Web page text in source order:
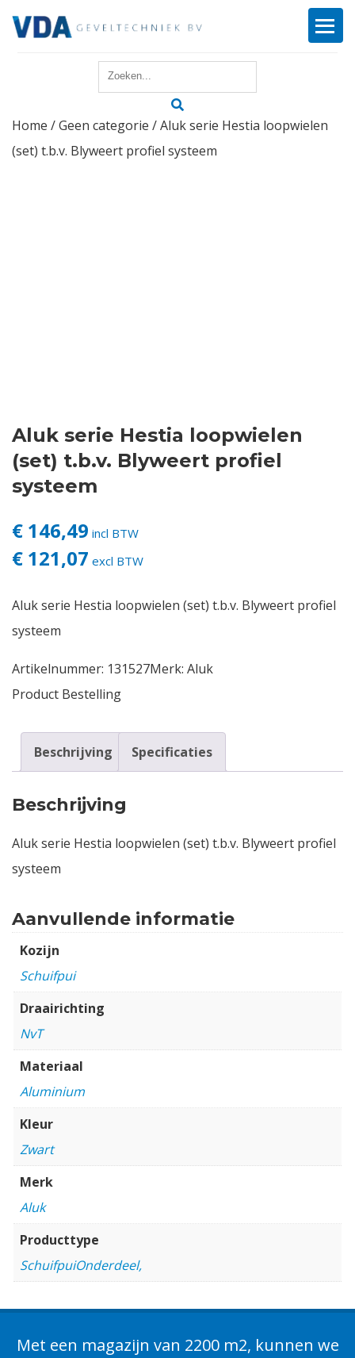
Reparatie
Login
Vacatures
Home /Geen categorie / Aluk serie Hestia loopwielen
(set) t.b.v. Blyweert profiel systeem
Aluk serie Hestia loopwielen
(set) t.b.v. Blyweert profiel
systeem
€ 146,49 incl BTW
€ 121,07 excl BTW
Aluk serie Hestia loopwielen (set) t.b.v. Blyweert profiel
systeem
Artikelnummer: 131527Merk: Aluk
Product Bestelling
Beschrijving Specificaties
Beschrijving
Aluk serie Hestia loopwielen (set) t.b.v. Blyweert profiel
systeem
Aanvullende informatie
Kozijn
Schuifpui
Draairichting
NvT
Materiaal
Aluminium
Kleur
Zwart
Merk
Aluk
Producttype
SchuifpuiOnderdeel,
Met een magazijn van 2200 m2, kunnen we